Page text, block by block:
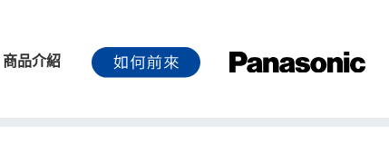
商品介紹